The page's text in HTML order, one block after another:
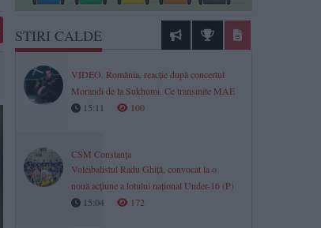
STIRI CALDE
VIDEO. România, reacție după concertul
Morandi de la Sukhumi. Ce transmite MAE
15:11
100
CSM Constanța
Voleibalistul Radu Ghiță, convocat la o
nouă acțiune a lotului național Under-16 (P)
15:04
172